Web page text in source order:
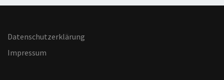
Datenschutzerklärung
Impressum